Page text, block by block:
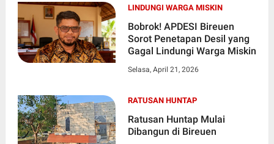
LINDUNGI WARGA MISKIN
Bobrok! APDESI Bireuen
Sorot Penetapan Desil yang
Gagal Lindungi Warga Miskin
Selasa, April 21, 2026
RATUSAN HUNTAP
Ratusan Huntap Mulai
Dibangun di Bireuen